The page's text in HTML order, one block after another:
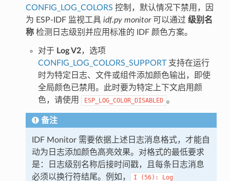
CONFIG_LOG_COLORS 控制，默认情况下禁用，因
为 ESP-IDF 监视工具 idf.py monitor可以通过 级别名
称检测日志级别并应用标准的 IDF 颜色方案。
对于 Log V2，选项
CONFIG_LOG_COLORS_SUPPORT支持在运行
时为特定日志、文件或组件添加颜色输出，即使
全局颜色已禁用。此时要为特定上下文启用颜
色，请使用
ESP_LOG_COLOR_DISABLED 。
备注
IDF Monitor 需要依据上述日志消息格式，才能自
动为日志添加颜色高亮效果。对格式的最低要求
是：日志级别名称后接时间戳，且每条日志消息
必须以换行符结尾。例如，
I (56): Log